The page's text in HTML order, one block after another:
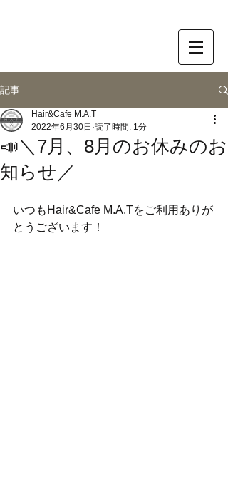
記事
📣＼7月、8月のお休みのお
知らせ／
Hair&Cafe M.A.T
2022年6月30日 読了時間: 1分
いつもHair&Cafe M.A.Tをご利用ありが
とうございます！